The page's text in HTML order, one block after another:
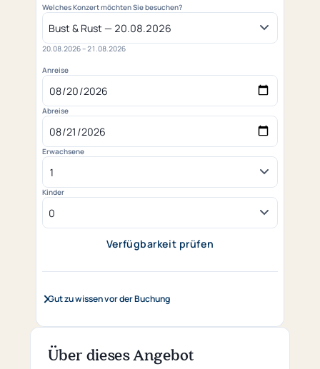
Welches Konzert möchten Sie besuchen?
20.08.2026 – 21.08.2026
Anreise
Abreise
Erwachsene
Kinder
Verfügbarkeit prüfen(öffnet in neuem Tab)
Gut zu wissen vor der Buchung
Über dieses Angebot